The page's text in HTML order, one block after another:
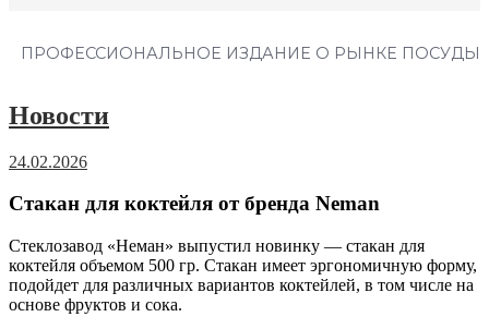
ПРОФЕССИОНАЛЬНОЕ ИЗДАНИЕ О РЫНКЕ ПОСУДЫ
Новости
24.02.2026
Стакан для коктейля от бренда Neman
Стеклозавод «Неман» выпустил новинку — стакан для
коктейля объемом 500 гр. Стакан имеет эргономичную форму,
подойдет для различных вариантов коктейлей, в том числе на
основе фруктов и сока.